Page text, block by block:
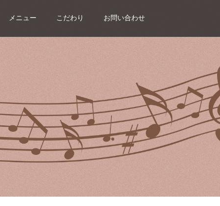
メニュー こだわり お問い合わせ